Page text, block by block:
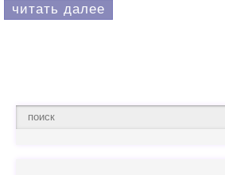
читать далее